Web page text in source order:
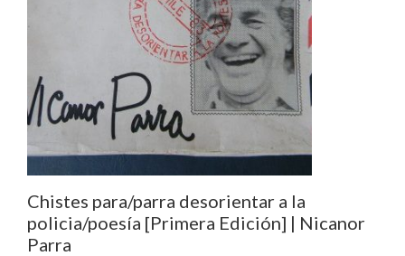
Chistes para/parra desorientar a la
policia/poesía [Primera Edición] | Nicanor
Parra